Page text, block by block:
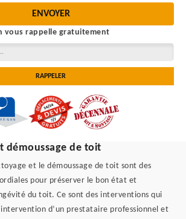
vous rappelle gratuitement
démoussage de toit
et le démoussage de toit sont des
pour préserver le bon état et
du toit. Ce sont des interventions qui
d’un prestataire professionnel et